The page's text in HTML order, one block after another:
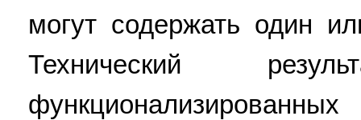
могут содержать один
Технический